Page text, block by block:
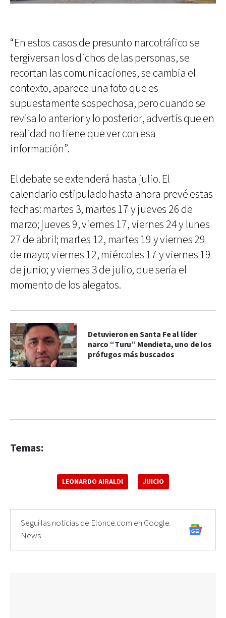
“En estos casos de presunto narcotráfico se
tergiversan los dichos de las personas, se
recortan las comunicaciones, se cambia el
contexto, aparece una foto que es
supuestamente sospechosa, pero cuando se
revisa lo anterior y lo posterior, advertís que en
realidad no tiene que ver con esa
información”.
El debate se extenderá hasta julio. El
calendario estipulado hasta ahora prevé estas
fechas: martes 3, martes 17 y jueves 26 de
marzo; jueves 9, viernes 17, viernes 24 y lunes
27 de abril; martes 12, martes 19 y viernes 29
de mayo; viernes 12, miércoles 17 y viernes 19
de junio; y viernes 3 de julio, que sería el
momento de los alegatos.
Detuvieron en Santa Fe al líder
narco “Turu” Mendieta, uno de los
prófugos más buscados
Temas:
LEONARDO AIRALDI JUICIO
Seguí las noticias de Elonce.com en Google
News